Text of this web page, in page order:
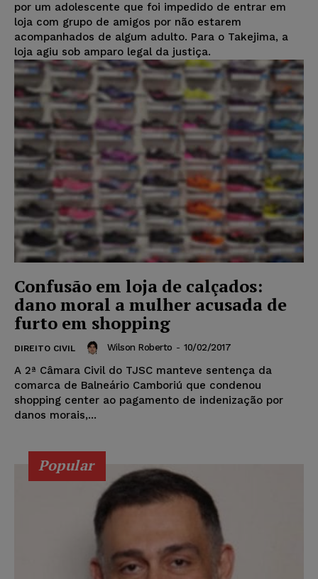
por um adolescente que foi impedido de entrar em
loja com grupo de amigos por não estarem
acompanhados de algum adulto. Para o Takejima, a
loja agiu sob amparo legal da justiça.
Confusão em loja de calçados:
dano moral a mulher acusada de
furto em shopping
DIREITO CIVIL Wilson Roberto - 10/02/2017
A 2ª Câmara Civil do TJSC manteve sentença da
comarca de Balneário Camboriú que condenou
shopping center ao pagamento de indenização por
danos morais,...
Popular